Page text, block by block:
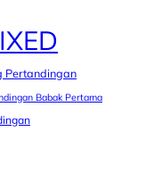
Pertandingan
Babak Pertama